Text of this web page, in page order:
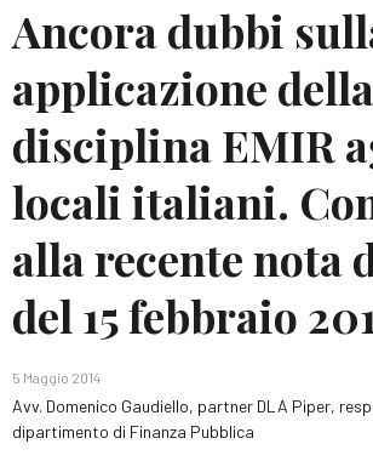
Ancora dubbi
applicazione della
disciplina EMIR
locali italiani.
alla recente nota
del 15 febbraio
5 Maggio 2014
Avv. Domenico Gaudiello, partner DLA Piper,
dipartimento di Finanza Pubblica